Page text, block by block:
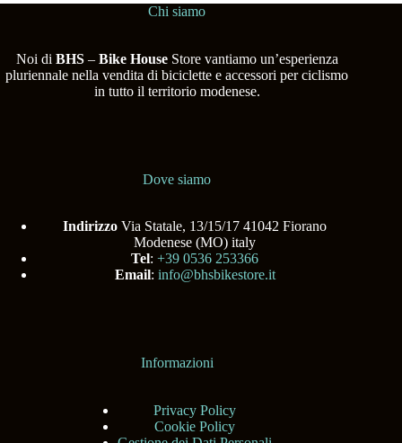
Chi siamo
Noi di BHS– Bike HouseStore vantiamo un’esperienza
pluriennale nella vendita di biciclette e accessori per ciclismo
in tutto il territorio modenese.
Dove siamo
Indirizzo Via Statale, 13/15/17 41042 Fiorano
Modenese (MO) italy
Tel:+39 0536 253366
Email: info@bhsbikestore.it
Informazioni
Privacy Policy
Cookie Policy